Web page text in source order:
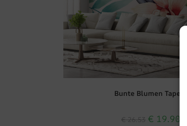
Bunte Blumen Tapete
€ 19.90